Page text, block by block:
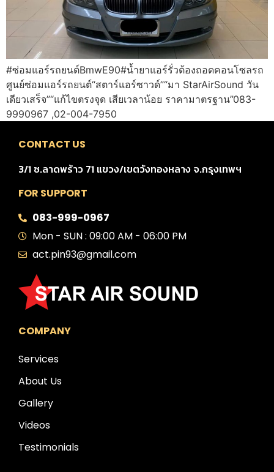
#ซ่อมแอร์รถยนต์BmwE90#น้ำยาแอร์รั่วต้องถอดคอนโซลรถ
ศูนย์ซ่อมแอร์รถยนต์“สตาร์แอร์ซาวด์”“มา StarAirSound วัน
เดียวเสร็จ”“แก้ไขตรงจุด เสียเวลาน้อย ราคามาตรฐาน”083-
9990967 ,02-004-7950
CONTACT US
3/1 ซ.ลาดพร้าว 71 แขวง/เขตวังทองหลาง จ.กรุงเทพฯ
FOR SUPPORT
083-999-0967
Mon - SUN : 09:00 AM - 06:00 PM
act.pin93@gmail.com
COMPANY
Services
About Us
Gallery
Videos
Testimonials